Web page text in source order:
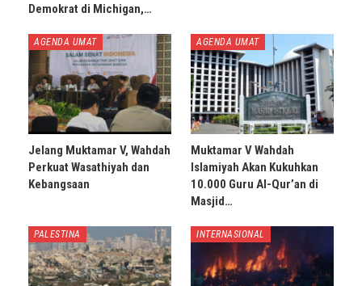
Demokrat di Michigan,…
AGENDA UMAT
Jelang Muktamar V, Wahdah
Perkuat Wasathiyah dan
Kebangsaan
AGENDA UMAT
Muktamar V Wahdah
Islamiyah Akan Kukuhkan
10.000 Guru Al-Qur’an di
Masjid…
PALESTINA INTERNASIONAL